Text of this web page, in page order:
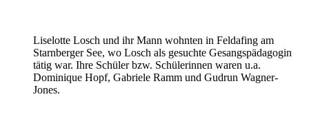
Liselotte Losch und ihr Mann wohnten in Feldafing am
Starnberger See, wo Losch als gesuchte Gesangspädagogin
tätig war. Ihre Schüler bzw. Schülerinnen waren u.a.
Dominique Hopf, Gabriele Ramm und Gudrun Wagner-
Jones.